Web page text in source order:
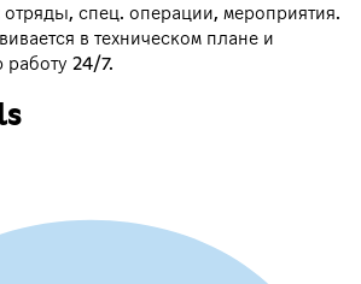
отряды, спец. операции, мероприятия.
в техническом плане и
24/7.